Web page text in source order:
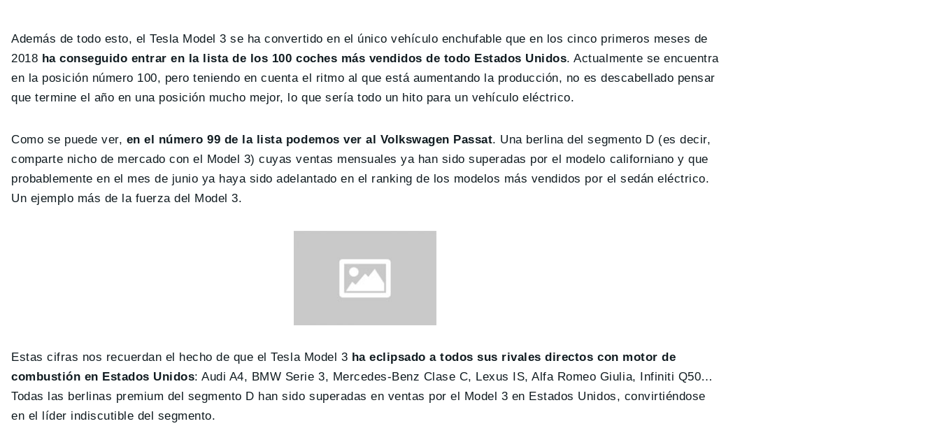
Además de todo esto, el Tesla Model 3 se ha convertido en el único vehículo enchufable que en los cinco primeros meses de
2018 ha conseguido entrar en la lista de los 100 coches más vendidos de todo Estados Unidos. Actualmente se encuentra
en la posición número 100, pero teniendo en cuenta el ritmo al que está aumentando la producción, no es descabellado pensar
que termine el año en una posición mucho mejor, lo que sería todo un hito para un vehículo eléctrico.
Como se puede ver, en el número 99 de la lista podemos ver al Volkswagen Passat. Una berlina del segmento D (es decir,
comparte nicho de mercado con el Model 3) cuyas ventas mensuales ya han sido superadas por el modelo californiano y que
probablemente en el mes de junio ya haya sido adelantado en el ranking de los modelos más vendidos por el sedán eléctrico.
Un ejemplo más de la fuerza del Model 3.
Estas cifras nos recuerdan el hecho de que el Tesla Model 3 ha eclipsado a todos sus rivales directos con motor de
combustión en Estados Unidos: Audi A4, BMW Serie 3, Mercedes-Benz Clase C, Lexus IS, Alfa Romeo Giulia, Infiniti Q50…
Todas las berlinas premium del segmento D han sido superadas en ventas por el Model 3 en Estados Unidos, convirtiéndose
en el líder indiscutible del segmento.